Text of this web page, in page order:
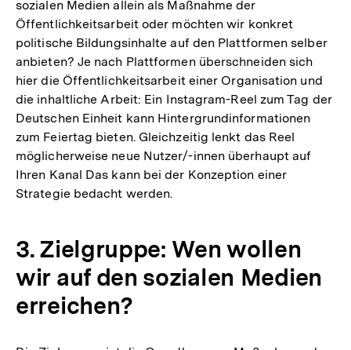
sozialen Medien allein als Maßnahme der
Öffentlichkeitsarbeit oder möchten wir konkret
politische Bildungsinhalte auf den Plattformen selber
anbieten? Je nach Plattformen überschneiden sich
hier die Öffentlichkeitsarbeit einer Organisation und
die inhaltliche Arbeit: Ein Instagram-Reel zum Tag der
Deutschen Einheit kann Hintergrundinformationen
zum Feiertag bieten. Gleichzeitig lenkt das Reel
möglicherweise neue Nutzer/-innen überhaupt auf
Ihren Kanal Das kann bei der Konzeption einer
Strategie bedacht werden.
3. Zielgruppe: Wen wollen
wir auf den sozialen Medien
erreichen?